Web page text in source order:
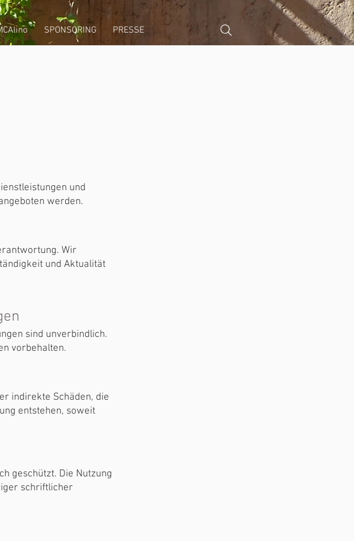
SPONSORING PRESSE
und
werden.
Wir
und Aktualität
sind unverbindlich.
vorbehalten.
indirekte Schäden, die
entstehen, soweit
geschützt. Die Nutzung
schriftlicher